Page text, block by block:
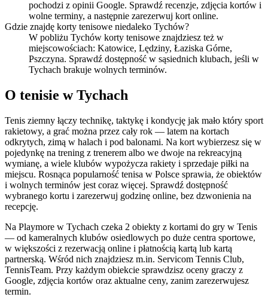
pochodzi z opinii Google. Sprawdź recenzje, zdjęcia kortów i
wolne terminy, a następnie zarezerwuj kort online.
Gdzie znajdę korty tenisowe niedaleko Tychów?
W pobliżu Tychów korty tenisowe znajdziesz też w
miejscowościach: Katowice, Lędziny, Łaziska Górne,
Pszczyna. Sprawdź dostępność w sąsiednich klubach, jeśli w
Tychach brakuje wolnych terminów.
O tenisie w Tychach
Tenis ziemny łączy technikę, taktykę i kondycję jak mało który sport
rakietowy, a grać można przez cały rok — latem na kortach
odkrytych, zimą w halach i pod balonami. Na kort wybierzesz się w
pojedynkę na trening z trenerem albo we dwoje na rekreacyjną
wymianę, a wiele klubów wypożycza rakiety i sprzedaje piłki na
miejscu. Rosnąca popularność tenisa w Polsce sprawia, że obiektów
i wolnych terminów jest coraz więcej. Sprawdź dostępność
wybranego kortu i zarezerwuj godzinę online, bez dzwonienia na
recepcję.
Na Playmore w Tychach czeka 2 obiekty z kortami do gry w Tenis
— od kameralnych klubów osiedlowych po duże centra sportowe,
w większości z rezerwacją online i płatnością kartą lub kartą
partnerską. Wśród nich znajdziesz m.in. Servicom Tennis Club,
TennisTeam. Przy każdym obiekcie sprawdzisz oceny graczy z
Google, zdjęcia kortów oraz aktualne ceny, zanim zarezerwujesz
termin.